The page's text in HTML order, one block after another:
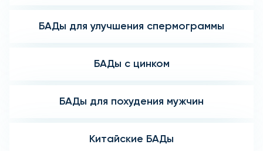
БАДы для улучшения спермограммы
БАДы с цинком
БАДы для похудения мужчин
Китайские БАДы